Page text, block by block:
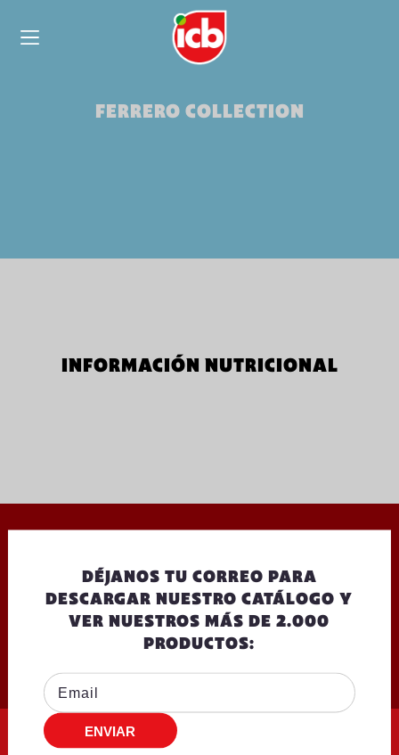
FERRERO COLLECTION
INFORMACIÓN NUTRICIONAL
DÉJANOS TU CORREO PARA
DESCARGAR NUESTRO CATÁLOGO Y
VER NUESTROS MÁS DE 2.000
PRODUCTOS: